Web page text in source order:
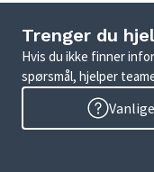
Trenger du
Hvis du ikke finner
spørsmål, hjelper